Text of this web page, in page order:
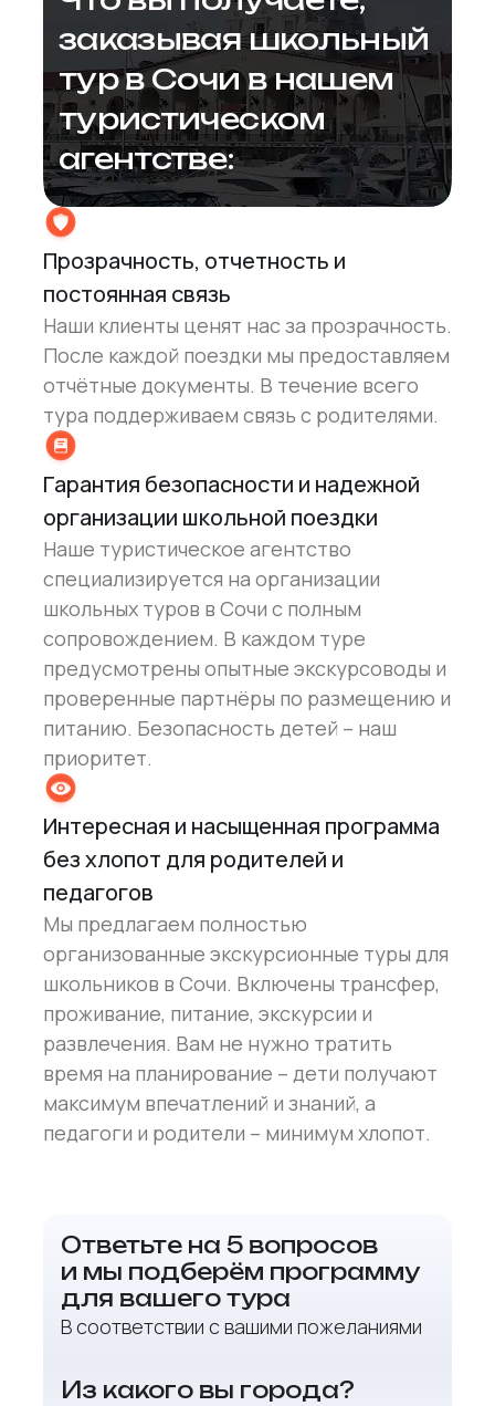
заказывая школьный
тур в Сочи в нашем
туристическом
агентстве:
Прозрачность, отчетность и
постоянная связь
Наши клиенты ценят нас за прозрачность.
После каждой поездки мы предоставляем
отчётные документы. В течение всего
тура поддерживаем связь с родителями.
Гарантия безопасности и надежной
организации школьной поездки
Наше туристическое агентство
специализируется на организации
школьных туров в Сочи с полным
сопровождением. В каждом туре
предусмотрены опытные экскурсоводы и
проверенные партнёры по размещению и
питанию. Безопасность детей – наш
приоритет.
Интересная и насыщенная программа
без хлопот для родителей и
педагогов
Мы предлагаем полностью
организованные экскурсионные туры для
школьников в Сочи. Включены трансфер,
проживание, питание, экскурсии и
развлечения. Вам не нужно тратить
время на планирование – дети получают
максимум впечатлений и знаний, а
педагоги и родители – минимум хлопот.
Ответьте на 5 вопросов
и мы подберём программу
для вашего тура
В соответствии с вашими пожеланиями
Из какого вы города?